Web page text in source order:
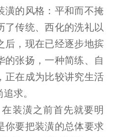
潢的风格：平和而不掩
了传统、西化的洗礼以
后，现在已经逐步地摈
的张扬，一种简练、自
正在成为比较讲究生活
求。
装潢之前首先就要明
你要把装潢的总体要求